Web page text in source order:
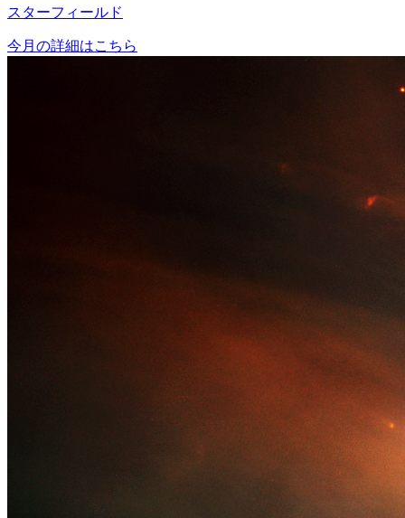
スターフィールド
今月の詳細はこちら